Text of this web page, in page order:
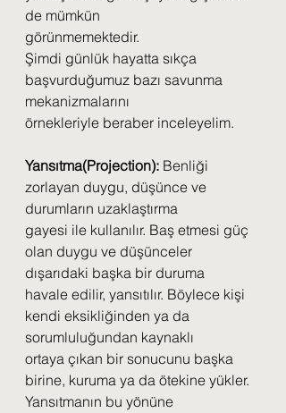
de mümkün
görünmemektedir.
Şimdi günlük hayatta sıkça
başvurduğumuz bazı savunma
mekanizmalarını
örnekleriyle beraber inceleyelim.
Yansıtma(Projection): Benliği
zorlayan duygu, düşünce ve
durumların uzaklaştırma
gayesi ile kullanılır. Baş etmesi güç
olan duygu ve düşünceler
dışarıdaki başka bir duruma
havale edilir, yansıtılır. Böylece kişi
kendi eksikliğinden ya da
sorumluluğundan kaynaklı
ortaya çıkan bir sonucunu başka
birine, kuruma ya da ötekine yükler.
Yansıtmanın bu yönüne